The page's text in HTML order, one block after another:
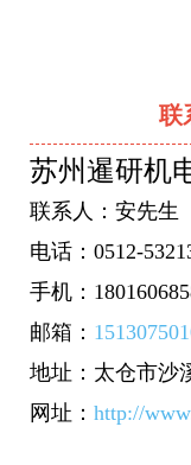
联
苏州暹研机
联系人：安先生
电话：0512-
手机：
邮箱：
地址：太仓市沙
网址： http://